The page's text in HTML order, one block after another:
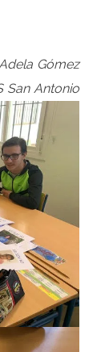
Gómez
San Antonio